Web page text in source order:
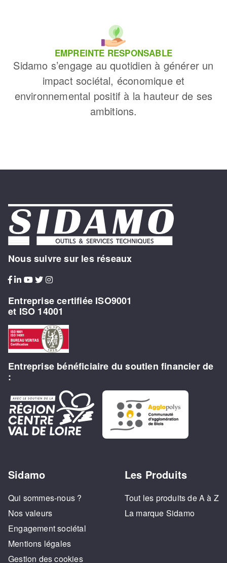
EMPREINTE RESPONSABLE
Sidamo s’engage au quotidien à générer un
impact sociétal, économique et
environnemental positif à la hauteur de ses
ambitions.
Nous suivre sur les réseaux
Entreprise certifiée ISO9001
et ISO 14001
Entreprise bénéficiaire du soutien financier de
:
Sidamo
Qui sommes-nous ?
Nos valeurs
Engagement sociétal
Mentions légales
Gestion des cookies
Les Produits
Tout les produits de A à Z
La marque Sidamo